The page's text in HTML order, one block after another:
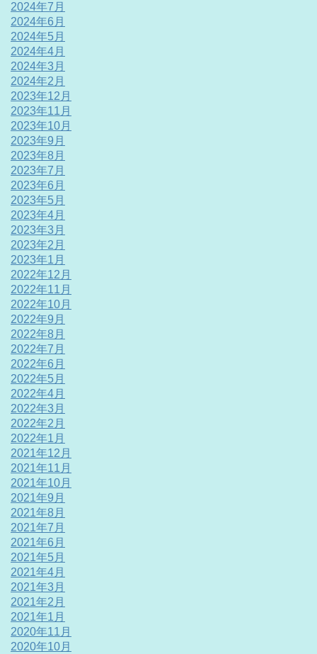
2024年7月
2024年6月
2024年5月
2024年4月
2024年3月
2024年2月
2023年12月
2023年11月
2023年10月
2023年9月
2023年8月
2023年7月
2023年6月
2023年5月
2023年4月
2023年3月
2023年2月
2023年1月
2022年12月
2022年11月
2022年10月
2022年9月
2022年8月
2022年7月
2022年6月
2022年5月
2022年4月
2022年3月
2022年2月
2022年1月
2021年12月
2021年11月
2021年10月
2021年9月
2021年8月
2021年7月
2021年6月
2021年5月
2021年4月
2021年3月
2021年2月
2021年1月
2020年11月
2020年10月